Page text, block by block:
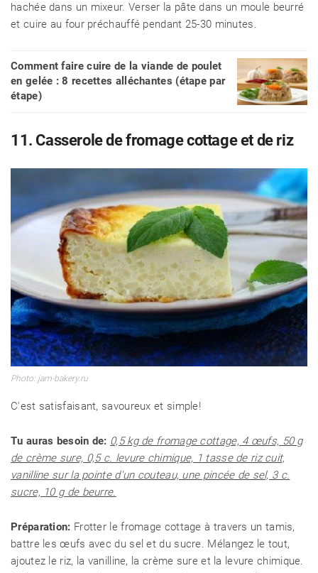
hachée dans un mixeur. Verser la pâte dans un moule beurré
et cuire au four préchauffé pendant 25-30 minutes.
Comment faire cuire de la viande de poulet
en gelée : 8 recettes alléchantes (étape par
étape)
11. Casserole de fromage cottage et de riz
Photo: jam-bakery.ru
C'est satisfaisant, savoureux et simple!
Tu auras besoin de: 0,5 kg de fromage cottage, 4 œufs, 50 g
de crème sure, 0,5 c. levure chimique, 1 tasse de riz cuit,
vanilline sur la pointe d'un couteau, une pincée de sel, 3 c.
sucre, 10 g de beurre.
Préparation: Frotter le fromage cottage à travers un tamis,
battre les œufs avec du sel et du sucre. Mélangez le tout,
ajoutez le riz, la vanilline, la crème sure et la levure chimique.